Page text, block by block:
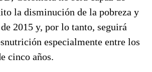
la disminución de la pobreza y
2015 y, por lo tanto, seguirá
especialmente entre los
cinco años.